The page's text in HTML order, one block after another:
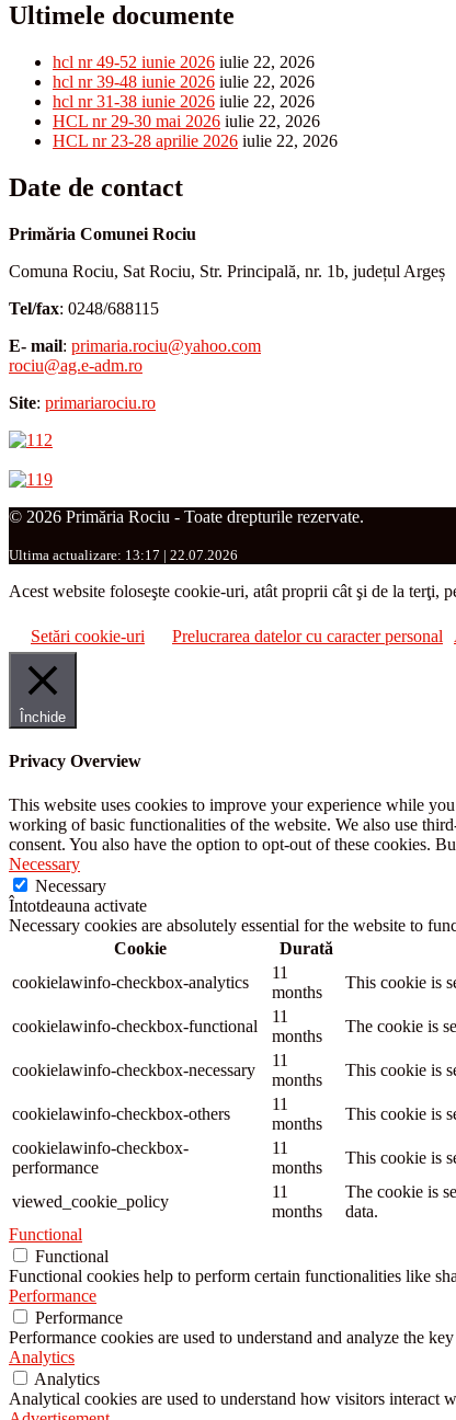
Ultimele documente
hcl nr 49-52 iunie 2026 iulie 22, 2026
hcl nr 39-48 iunie 2026 iulie 22, 2026
hcl nr 31-38 iunie 2026 iulie 22, 2026
HCL nr 29-30 mai 2026 iulie 22, 2026
HCL nr 23-28 aprilie 2026 iulie 22, 2026
Date de contact
Primăria Comunei Rociu
Comuna Rociu, Sat Rociu, Str. Principală, nr. 1b, județul Argeș
Tel/fax: 0248/688115
E- mail: primaria.rociu@yahoo.com
rociu@ag.e-adm.ro
Site: primariarociu.ro
© 2026 Primăria Rociu - Toate drepturile rezervate.
Ultima actualizare: 13:17 | 22.07.2026
Acest website foloseşte cookie-uri, atât proprii cât şi de la terţi,
Setări cookie-uri Prelucrarea datelor cu caracter personal
Închide
Privacy Overview
This website uses cookies to improve your experience while
working of basic functionalities of the website. We also use
consent. You also have the option to opt-out of these cookies.
Necessary
Necessary
Întotdeauna activate
Necessary cookies are absolutely essential for the website to
Cookie
Durată
cookielawinfo-checkbox-analytics
11
months
This cookie is
cookielawinfo-checkbox-functional
11
months
The cookie is
cookielawinfo-checkbox-necessary
11
months
This cookie is
cookielawinfo-checkbox-others
11
months
This cookie is
cookielawinfo-checkbox-
performance
11
months
This cookie is
viewed_cookie_policy
11
months
The cookie is
data.
Functional
Functional
Functional cookies help to perform certain functionalities like
Performance
Performance
Performance cookies are used to understand and analyze the
Analytics
Analytics
Analytical cookies are used to understand how visitors interact